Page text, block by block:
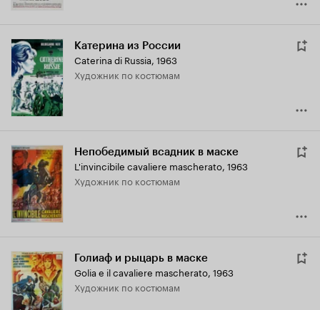
Катерина из России
Caterina di Russia, 1963
Художник по костюмам
Непобедимый всадник в маске
L'invincibile cavaliere mascherato, 1963
Художник по костюмам
Голиаф и рыцарь в маске
Golia e il cavaliere mascherato, 1963
Художник по костюмам